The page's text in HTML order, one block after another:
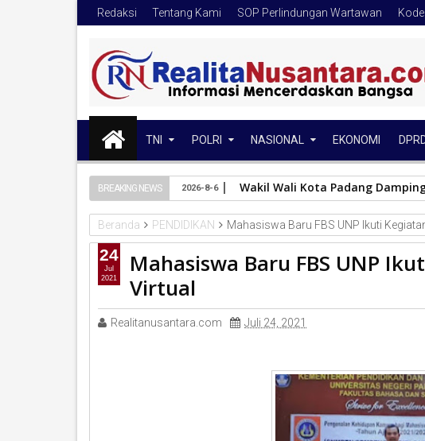
Redaksi Tentang Kami SOP Perlindungan Wartawan
TNI POLRI NASIONAL EKONOMI
BREAKING NEWS Wakil Wali Kota Padang
2026-8-6
Beranda PENDIDIKAN Mahasiswa Baru FBS UNP Ikuti
Mahasiswa Baru FBS UNP
Virtual
Realitanusantara.com Juli 24, 2021
24
Jul
2021